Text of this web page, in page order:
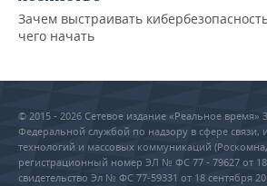
Зачем выстраивать
чего начать
© 2015 - 2026 Сетевое издание «Реальное время»
Федеральной службой по надзору в сфере
технологий и массовых коммуникаций
регистрационный номер ЭЛ № ФС 77 - 79627 от 18
свидетельство Эл № ФС 77-59331 от 18 сентября